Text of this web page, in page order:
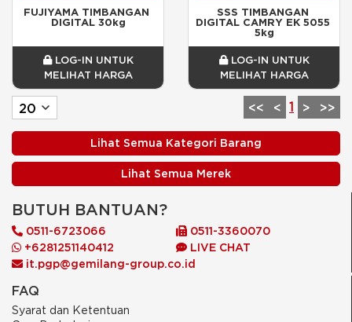
FUJIYAMA TIMBANGAN
DIGITAL 30kg
LOG-IN UNTUK
MELIHAT HARGA
SSS TIMBANGAN
DIGITAL CAMRY EK 5055
5kg
LOG-IN UNTUK
MELIHAT HARGA
<< < 1 > >>
Lihat Semua Kategori Barang
Lihat Semua Merek
BUTUH BANTUAN?
0511-6723066
0511-3360070
+6281251140412
LIVE CHAT
it.pgp@gemilang-group.co.id
FAQ
Syarat dan Ketentuan